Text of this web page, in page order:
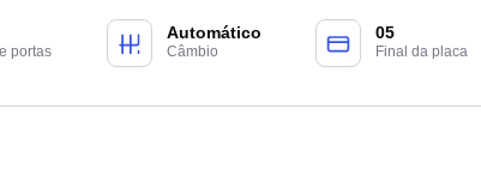
portas
Automático
Câmbio
05
Final da placa